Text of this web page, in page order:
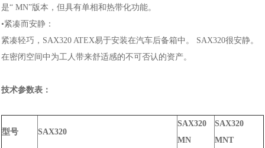
是“ MN”版本，但具有单相和热带化功能。
•紧凑而安静：
紧凑轻巧，SAX320 ATEX易于安装在汽车后备箱中。 SAX320很安静。
在密闭空间中为工人带来舒适感的不可否认的资产。
技术参数表：
型号 SAX320
SAX320
MN
SAX320
MNT